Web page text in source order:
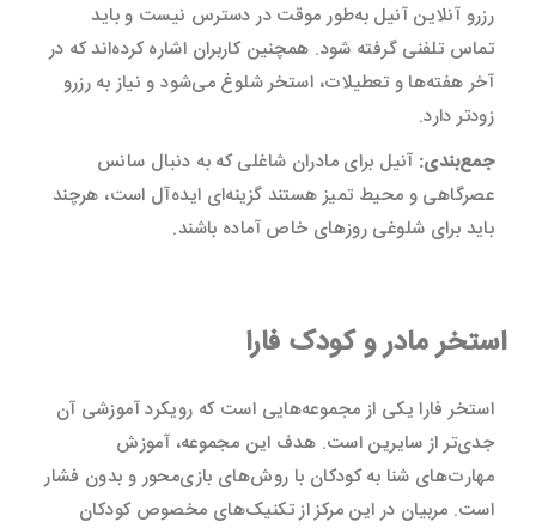
رزرو آنلاین آنیل به‌طور موقت در دسترس نیست و باید
تماس تلفنی گرفته شود. همچنین کاربران اشاره کرده‌اند که در
آخر هفته‌ها و تعطیلات، استخر شلوغ می‌شود و نیاز به رزرو
زودتر دارد.
جمع‌بندی: آنیل برای مادران شاغلی که به دنبال سانس
عصرگاهی و محیط تمیز هستند گزینه‌ای ایده‌آل است، هرچند
باید برای شلوغی روزهای خاص آماده باشند.
استخر مادر و کودک فارا
استخر فارا یکی از مجموعه‌هایی است که رویکرد آموزشی آن
جدی‌تر از سایرین است. هدف این مجموعه، آموزش
مهارت‌های شنا به کودکان با روش‌های بازی‌محور و بدون فشار
است. مربیان در این مرکز از تکنیک‌های مخصوص کودکان